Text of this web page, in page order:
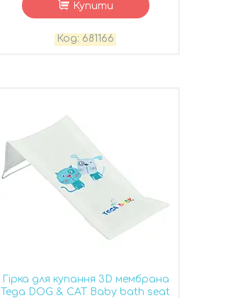
Купити
681166
Гірка для купання 3D мембрана
Tega DOG & CAT Baby bath seat